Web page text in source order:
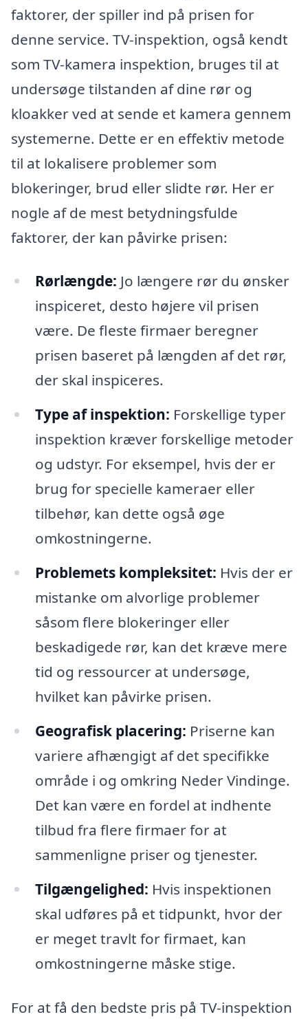
faktorer, der spiller ind på prisen for
denne service. TV-inspektion, også kendt
som TV-kamera inspektion, bruges til at
undersøge tilstanden af dine rør og
kloakker ved at sende et kamera gennem
systemerne. Dette er en effektiv metode
til at lokalisere problemer som
blokeringer, brud eller slidte rør. Her er
nogle af de mest betydningsfulde
faktorer, der kan påvirke prisen:
Rørlængde: Jo længere rør du ønsker
inspiceret, desto højere vil prisen
være. De fleste firmaer beregner
prisen baseret på længden af det rør,
der skal inspiceres.
Type af inspektion: Forskellige typer
inspektion kræver forskellige metoder
og udstyr. For eksempel, hvis der er
brug for specielle kameraer eller
tilbehør, kan dette også øge
omkostningerne.
Problemets kompleksitet: Hvis der er
mistanke om alvorlige problemer
såsom flere blokeringer eller
beskadigede rør, kan det kræve mere
tid og ressourcer at undersøge,
hvilket kan påvirke prisen.
Geografisk placering: Priserne kan
variere afhængigt af det specifikke
område i og omkring Neder Vindinge.
Det kan være en fordel at indhente
tilbud fra flere firmaer for at
sammenligne priser og tjenester.
Tilgængelighed: Hvis inspektionen
skal udføres på et tidpunkt, hvor der
er meget travlt for firmaet, kan
omkostningerne måske stige.
For at få den bedste pris på TV-inspektion